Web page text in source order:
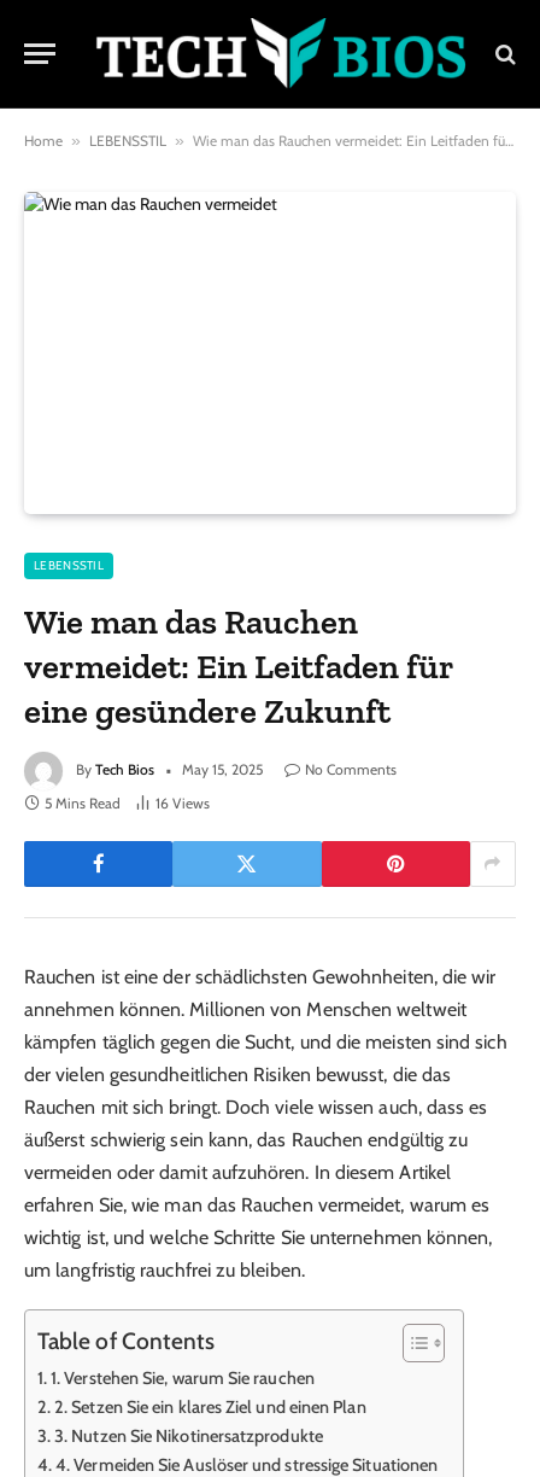
Home » LEBENSSTIL » Wie man das Rauchen vermeidet: Ein Leitfaden für eine gesündere Zukunft
LEBENSSTIL
Wie man das Rauchen
vermeidet: Ein Leitfaden für
eine gesündere Zukunft
By Tech Bios May 15, 2025
No Comments
5 Mins Read
16 Views
Rauchen ist eine der schädlichsten Gewohnheiten, die wir
annehmen können. Millionen von Menschen weltweit
kämpfen täglich gegen die Sucht, und die meisten sind sich
der vielen gesundheitlichen Risiken bewusst, die das
Rauchen mit sich bringt. Doch viele wissen auch, dass es
äußerst schwierig sein kann, das Rauchen endgültig zu
vermeiden oder damit aufzuhören. In diesem Artikel
erfahren Sie, wie man das Rauchen vermeidet, warum es
wichtig ist, und welche Schritte Sie unternehmen können,
um langfristig rauchfrei zu bleiben.
Table of Contents
1. Verstehen Sie, warum Sie rauchen
2. Setzen Sie ein klares Ziel und einen Plan
3. Nutzen Sie Nikotinersatzprodukte
4. Vermeiden Sie Auslöser und stressige Situationen